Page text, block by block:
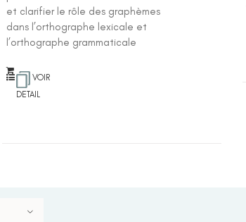
et clarifier le rôle des graphèmes
dans l’orthographe lexicale et
l’orthographe grammaticale
VOIR
DETAIL